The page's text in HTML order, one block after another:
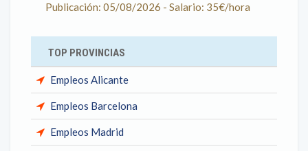
Publicación: 05/08/2026 - Salario: 35€/hora
TOP PROVINCIAS
Empleos Alicante
Empleos Barcelona
Empleos Madrid